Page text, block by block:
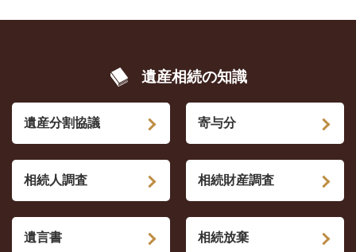
遺産相続の知識
遺産分割協議 寄与分
相続人調査 相続財産調査
遺言書 相続放棄